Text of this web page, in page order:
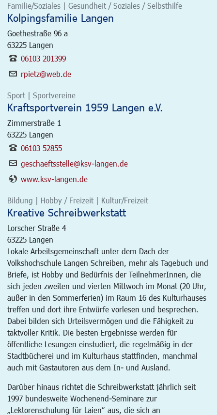
Familie/Soziales | Gesundheit / Soziales / Selbsthilfe
Kolpingsfamilie Langen
Goethestraße 96 a
63225 Langen
06103 201399
rpietz@web.de
Sport | Sportvereine
Kraftsportverein 1959 Langen e.V.
Zimmerstraße 1
63225 Langen
06103 52855
geschaeftsstelle@ksv-langen.de
www.ksv-langen.de
Bildung | Hobby / Freizeit | Kultur/Freizeit
Kreative Schreibwerkstatt
Lorscher Straße 4
63225 Langen
Lokale Arbeitsgemeinschaft unter dem Dach der
Volkshochschule Langen Schreiben, mehr als Tagebuch und
Briefe, ist Hobby und Bedürfnis der TeilnehmerInnen, die
sich jeden zweiten und vierten Mittwoch im Monat (20 Uhr,
außer in den Sommerferien) im Raum 16 des Kulturhauses
treffen und dort ihre Entwürfe vorlesen und besprechen.
Dabei bilden sich Urteilsvermögen und die Fähigkeit zu
taktvoller Kritik. Die besten Ergebnisse werden für
öffentliche Lesungen einstudiert, die regelmäßig in der
Stadtbücherei und im Kulturhaus stattfinden, manchmal
auch mit Gastautoren aus dem In- und Ausland.
Darüber hinaus richtet die Schreibwerkstatt jährlich seit
1997 bundesweite Wochenend-Seminare zur
„Lektorenschulung für Laien“ aus, die sich an